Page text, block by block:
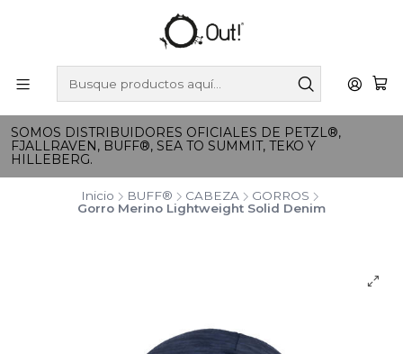
SOMOS DISTRIBUIDORES OFICIALES DE PETZL®,
FJALLRAVEN, BUFF®, SEA TO SUMMIT, TEKO Y
HILLEBERG.
Inicio BUFF® CABEZA
GORROS
Gorro Merino Lightweight Solid Denim